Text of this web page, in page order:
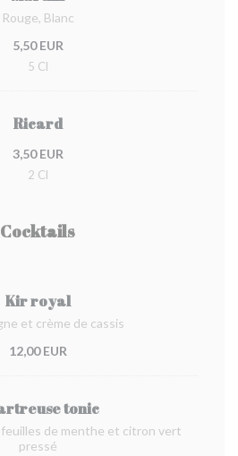
Rouge, Blanc
5,50 EUR
5 Cl
Ricard
3,50 EUR
2 Cl
Cocktails
Kir royal
et crème de cassis
12,00 EUR
tonic
feuilles de menthe et citron vert
pressé